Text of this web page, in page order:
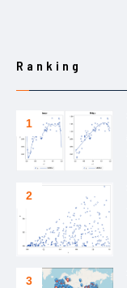
Ranking